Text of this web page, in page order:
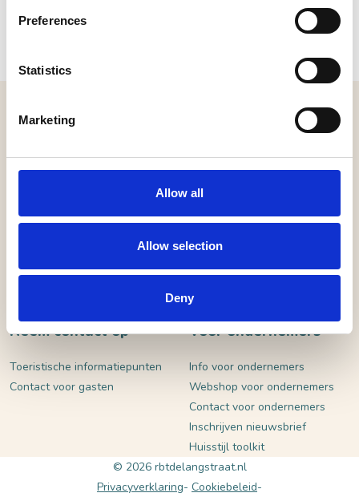
Preferences
Statistics
Marketing
Allow all
Allow selection
Deny
Neem contact op
Toeristische informatiepunten
Contact voor gasten
Voor ondernemers
Info voor ondernemers
Webshop voor ondernemers
Contact voor ondernemers
Inschrijven nieuwsbrief
Huisstijl toolkit
© 2026 rbtdelangstraat.nl
Privacyverklaring Cookiebeleid